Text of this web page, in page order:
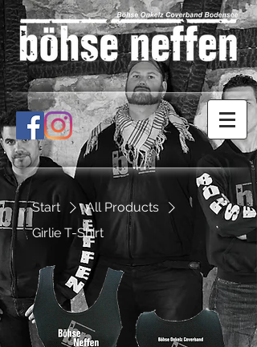
Start
All Products
Girlie T-Shirt